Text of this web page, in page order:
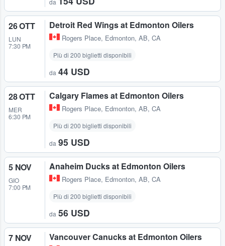
da
26 OTT
LUN
7:30 PM
Detroit Red Wings at Edmonton Oilers
Rogers Place, Edmonton, AB, CA
Più di 200 biglietti disponibili
da 44 USD
28 OTT
MER
6:30 PM
Calgary Flames at Edmonton Oilers
Rogers Place, Edmonton, AB, CA
Più di 200 biglietti disponibili
da 95 USD
5 NOV
GIO
7:00 PM
Anaheim Ducks at Edmonton Oilers
Rogers Place, Edmonton, AB, CA
Più di 200 biglietti disponibili
da 56 USD
7 NOV Vancouver Canucks at Edmonton Oilers